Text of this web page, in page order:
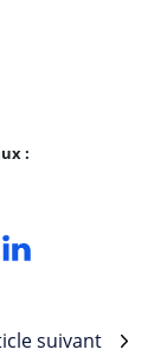
:
suivant